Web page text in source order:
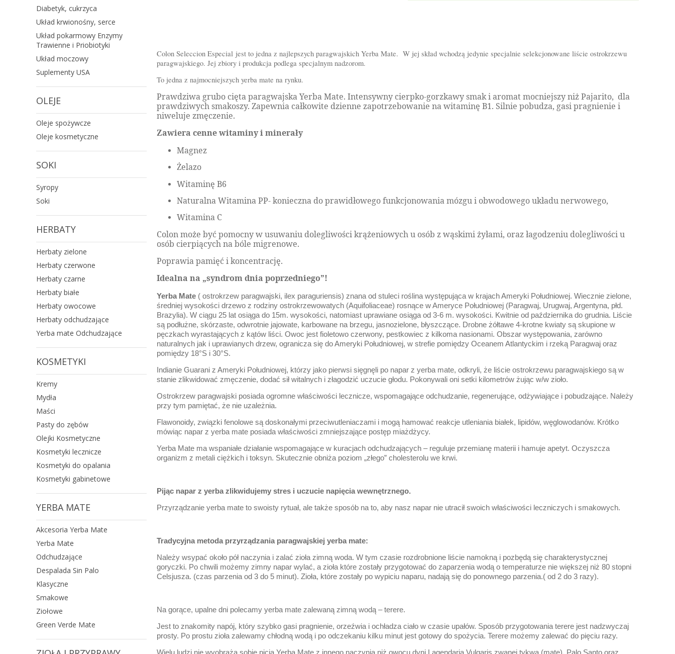
Diabetyk, cukrzyca
Układ krwionośny, serce
Układ pokarmowy Enzymy
Trawienne i Priobiotyki
Układ moczowy
Suplementy USA
OLEJE
Oleje spożywcze
Oleje kosmetyczne
SOKI
Syropy
Soki
HERBATY
Herbaty zielone
Herbaty czerwone
Herbaty czarne
Herbaty białe
Herbaty owocowe
Herbaty odchudzające
Yerba mate Odchudzające
KOSMETYKI
Kremy
Mydła
Maści
Pasty do zębów
Olejki Kosmetyczne
Kosmetyki lecznicze
Kosmetyki do opalania
Kosmetyki gabinetowe
YERBA MATE
Akcesoria Yerba Mate
Yerba Mate
Odchudzające
Despalada Sin Palo
Klasyczne
Smakowe
Ziołowe
Green Verde Mate
Colon Seleccion Especial jest to jedna z najlepszych paragwajskich Yerba Mate. W jej skład wchodzą jedynie specjalnie selekcjonowane liście ostrokrzewu
paragwajskiego. Jej zbiory i produkcja podlega specjalnym nadzorom.
To jedna z najmocniejszych yerba mate na rynku.
Prawdziwa grubo cięta paragwajska Yerba Mate. Intensywny cierpko-gorzkawy smak i aromat mocniejszy niż Pajarito, dla
prawdziwych smakoszy. Zapewnia całkowite dzienne zapotrzebowanie na witaminę B1. Silnie pobudza, gasi pragnienie i
niweluje zmęczenie.
Zawiera cenne witaminy i minerały
Magnez
Żelazo
Witaminę B6
Naturalna Witamina PP- konieczna do prawidłowego funkcjonowania mózgu i obwodowego układu nerwowego,
Witamina C
Colon może być pomocny w usuwaniu dolegliwości krążeniowych u osób z wąskimi żyłami, oraz łagodzeniu dolegliwości u
osób cierpiących na bóle migrenowe.
Poprawia pamięć i koncentrację.
Idealna na „syndrom dnia poprzedniego”!
Yerba Mate ( ostrokrzew paragwajski, ilex paraguriensis) znana od stuleci roślina występująca w krajach Ameryki Południowej. Wiecznie zielone,
średniej wysokości drzewo z rodziny ostrokrzewowatych (Aquifoliaceae) rosnące w Ameryce Południowej (Paragwaj, Urugwaj, Argentyna, płd.
Brazylia). W ciągu 25 lat osiąga do 15m. wysokości, natomiast uprawiane osiąga od 3-6 m. wysokości. Kwitnie od października do grudnia. Liście
są podłużne, skórzaste, odwrotnie jajowate, karbowane na brzegu, jasnozielone, błyszczące. Drobne żółtawe 4-krotne kwiaty są skupione w
pęczkach wyrastających z kątów liści. Owoc jest fioletowo czerwony, pestkowiec z kilkoma nasionami. Obszar występowania, zarówno
naturalnych jak i uprawianych drzew, ogranicza się do Ameryki Południowej, w strefie pomiędzy Oceanem Atlantyckim i rzeką Paragwaj oraz
pomiędzy 18°S i 30°S.
Indianie Guarani z Ameryki Południowej, którzy jako pierwsi sięgnęli po napar z yerba mate, odkryli, że liście ostrokrzewu paragwajskiego są w
stanie zlikwidować zmęczenie, dodać sił witalnych i złagodzić uczucie głodu. Pokonywali oni setki kilometrów żując w/w zioło.
Ostrokrzew paragwajski posiada ogromne właściwości lecznicze, wspomagające odchudzanie, regenerujące, odżywiające i pobudzające. Należy
przy tym pamiętać, że nie uzależnia.
Flawonoidy, związki fenolowe są doskonałymi przeciwutleniaczami i mogą hamować reakcje utleniania białek, lipidów, węglowodanów. Krótko
mówiąc napar z yerba mate posiada właściwości zmniejszające postęp miażdżycy.
Yerba Mate ma wspaniałe działanie wspomagające w kuracjach odchudzających – reguluje przemianę materii i hamuje apetyt. Oczyszcza
organizm z metali ciężkich i toksyn. Skutecznie obniża poziom „złego” cholesterolu we krwi.
Pijąc napar z yerba zlikwidujemy stres i uczucie napięcia wewnętrznego.
Przyrządzanie yerba mate to swoisty rytuał, ale także sposób na to, aby nasz napar nie utracił swoich właściwości leczniczych i smakowych.
Tradycyjna metoda przyrządzania paragwajskiej yerba mate:
Należy wsypać około pół naczynia i zalać zioła zimną woda. W tym czasie rozdrobnione liście namokną i pozbędą się charakterystycznej
goryczki. Po chwili możemy zimny napar wylać, a zioła które zostały przygotować do zaparzenia wodą o temperaturze nie większej niż 80 stopni
Celsjusza. (czas parzenia od 3 do 5 minut). Zioła, które zostały po wypiciu naparu, nadają się do ponownego parzenia.( od 2 do 3 razy).
Na gorące, upalne dni polecamy yerba mate zalewaną zimną wodą – terere.
Jest to znakomity napój, który szybko gasi pragnienie, orzeźwia i ochładza ciało w czasie upałów. Sposób przygotowania terere jest nadzwyczaj
prosty. Po prostu zioła zalewamy chłodną wodą i po odczekaniu kilku minut jest gotowy do spożycia. Terere możemy zalewać do pięciu razy.